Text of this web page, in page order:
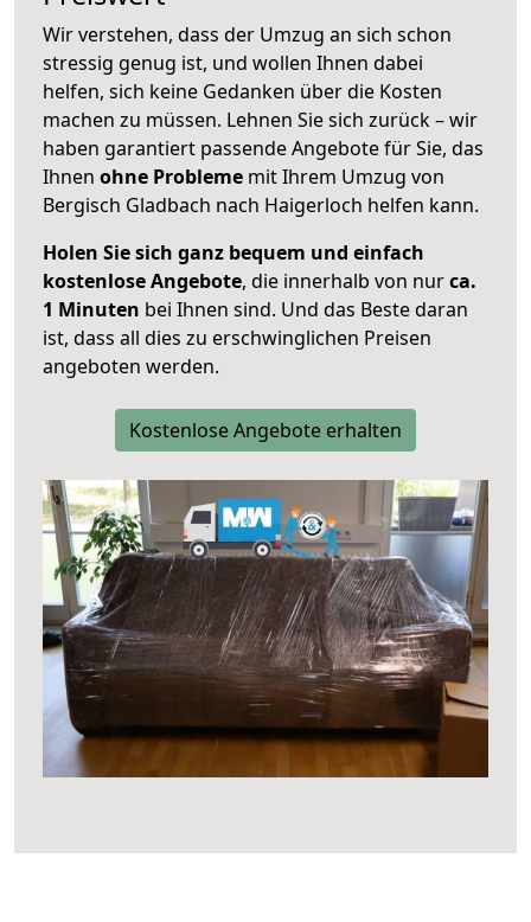
Wir verstehen, dass der Umzug an sich schon
stressig genug ist, und wollen Ihnen dabei
helfen, sich keine Gedanken über die Kosten
machen zu müssen. Lehnen Sie sich zurück – wir
haben garantiert passende Angebote für Sie, das
Ihnen ohne Probleme mit Ihrem Umzug von
Bergisch Gladbach nach Haigerloch helfen kann.
Holen Sie sich ganz bequem und einfach
kostenlose Angebote, die innerhalb von nurca.
1 Minuten bei Ihnen sind. Und das Beste daran
ist, dass all dies zu erschwinglichen Preisen
angeboten werden.
Kostenlose Angebote erhalten